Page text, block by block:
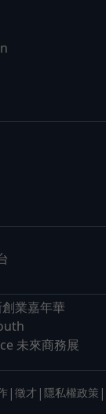
業嘉年華
未來商務展
| 徵才 | 隱私權政策 |